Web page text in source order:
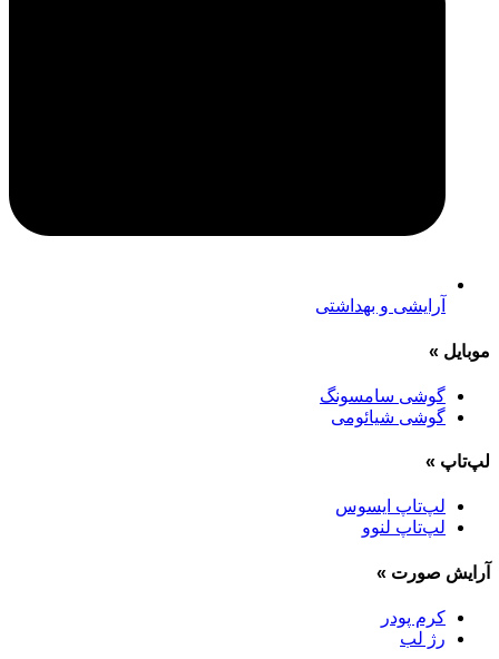
آرایشی و بهداشتی
موبایل »
گوشی سامسونگ
گوشی شیائومی
لپ‌تاپ »
لپ‌تاپ ایسوس
لپ‌تاپ لنوو
آرایش صورت »
کرم پودر
رژ لب